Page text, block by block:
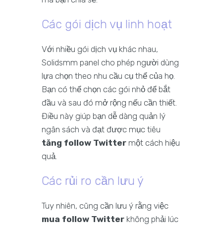
Các gói dịch vụ linh hoạt
Với nhiều gói dịch vụ khác nhau,
Solidsmm panel cho phép người dùng
lựa chọn theo nhu cầu cụ thể của họ.
Bạn có thể chọn các gói nhỏ để bắt
đầu và sau đó mở rộng nếu cần thiết.
Điều này giúp bạn dễ dàng quản lý
ngân sách và đạt được mục tiêu
tăng follow Twitter một cách hiệu
quả.
Các rủi ro cần lưu ý
Tuy nhiên, cũng cần lưu ý rằng việc
mua follow Twitter không phải lúc